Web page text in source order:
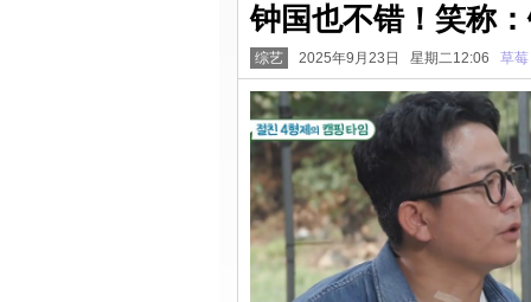
钟国也不错！笑称
综艺 2025年9月23日 星期二12:06 草莓